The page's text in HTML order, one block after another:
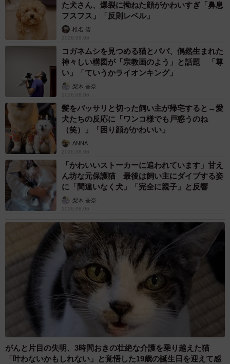
■うのき / 工場長さんのTwitterはこちら
https://twitter.com/UNOKINOKI
■うのき / 工場長さんのYouTubeチャンネル「うのきのミニ
アニメ」はこちら
https://youtube.com/channel/UC9l58Xa77IiFGpQbETpco
Dw
■うのき / 工場長さんのTikTokはこちら
→ https://tiktok.com/@unoki_illust
■動くLINEスタンプ『うのき家の日常』はこちら
→
https://store.line.me/stickershop/product/18003736
た犬さん、爆裂に拗ねた顔がかわいすぎ「鼻息
フスフス」「反則レベル」
椎名 碧
2026.08.06
コガネムシを見つめる猫とパパ、偶然生まれた
神々しい構図が「宗教画のよう」と話題 「尊
い」「ていうかライオンキング」
梨木 香奈
2026.08.06
髪をバッサリと切った飼い主が帰宅すると→愛
犬たちの反応に「ワンコ様でも戸惑うのね
（笑）」「困り顔がかわいい」
ANNA
2026.08.06
「かわいいストーカーに追われています」甘え
ん坊な元保護猫 最後は飼い主にダイブする姿
に「間違いなく犬」「完全に親子」と反響
梨木 香奈
2026.08.06
がんと片目の失明、3時間おきの壮絶な介護を乗り越えた猫
「叶わないかもしれない」と覚悟した19歳の誕生日を迎えて感